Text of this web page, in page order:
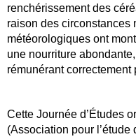
renchérissement des
raison des circonstances
météorologiques ont
une nourriture
rémunérant
Cette Journée d’Études
(Association pour l’étude